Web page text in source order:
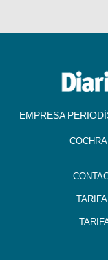
EMPRESA